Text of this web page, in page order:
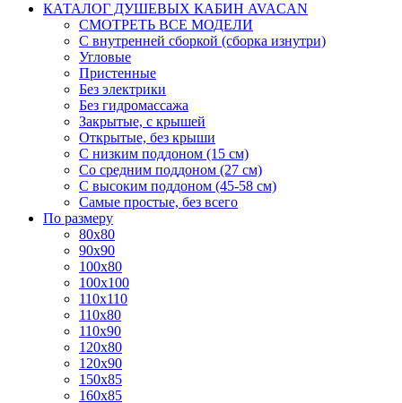
КАТАЛОГ ДУШЕВЫХ КАБИН AVACAN
СМОТРЕТЬ ВСЕ МОДЕЛИ
С внутренней сборкой (сборка изнутри)
Угловые
Пристенные
Без электрики
Без гидромассажа
Закрытые, с крышей
Открытые, без крыши
С низким поддоном (15 см)
Со средним поддоном (27 см)
С высоким поддоном (45-58 см)
Самые простые, без всего
По размеру
80x80
90x90
100x80
100x100
110x110
110x80
110x90
120x80
120x90
150x85
160x85